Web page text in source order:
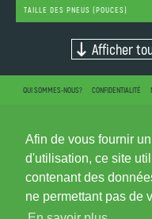
Afin de vous fournir
d'utilisation, ce site
contenant des
ne permettant pas de
TAILLE DES PNEUS (POUCES)
Afficher
QUI SOMMES-NOUS? CONFIDENTIALITÉ